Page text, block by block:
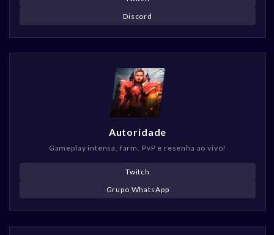
Discord
Autoridade
Gameplay intensa, farm, PvP e resenha ao vivo!
Twitch
Grupo WhatsApp